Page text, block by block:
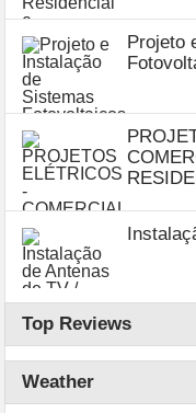
Projeto
Top Reviews
Weather